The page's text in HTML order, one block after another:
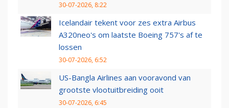
30-07-2026, 8:22
Icelandair tekent voor zes extra Airbus
A320neo's om laatste Boeing 757's af te
lossen
30-07-2026, 6:52
US-Bangla Airlines aan vooravond van
grootste vlootuitbreiding ooit
30-07-2026, 6:45